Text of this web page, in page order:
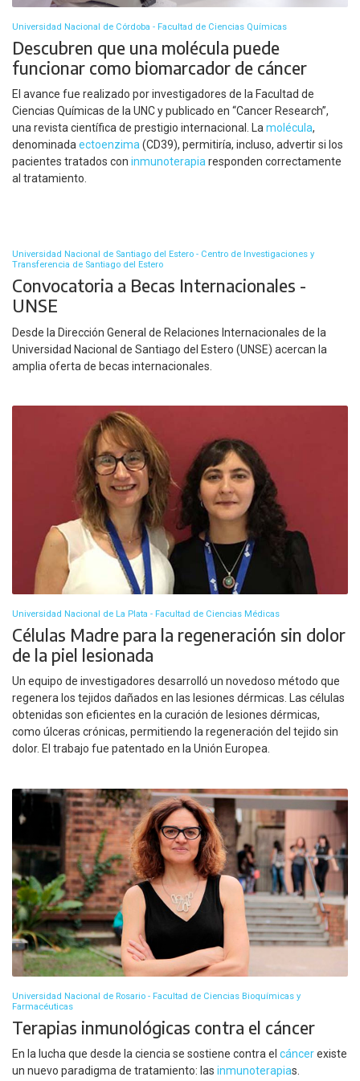
Universidad Nacional de Córdoba - Facultad de Ciencias Químicas
Descubren que una molécula puede
funcionar como biomarcador de cáncer
El avance fue realizado por investigadores de la Facultad de
Ciencias Químicas de la UNC y publicado en “Cancer Research”,
una revista científica de prestigio internacional. Lamolécula,
denominadaectoenzima(CD39), permitiría, incluso, advertir si los
pacientes tratados con inmunoterapiaresponden correctamente
al tratamiento.
Universidad Nacional de Santiago del Estero - Centro de Investigaciones y
Transferencia de Santiago del Estero
Convocatoria a Becas Internacionales -
UNSE
Desde la Dirección General de Relaciones Internacionales de la
Universidad Nacional de Santiago del Estero (UNSE) acercan la
amplia oferta de becas internacionales.
Universidad Nacional de La Plata - Facultad de Ciencias Médicas
Células Madre para la regeneración sin dolor
de la piel lesionada
Un equipo de investigadores desarrolló un novedoso método que
regenera los tejidos dañados en las lesiones dérmicas. Las células
obtenidas son eficientes en la curación de lesiones dérmicas,
como úlceras crónicas, permitiendo la regeneración del tejido sin
dolor. El trabajo fue patentado en la Unión Europea.
Universidad Nacional de Rosario - Facultad de Ciencias Bioquímicas y
Farmacéuticas
Terapias inmunológicas contra el cáncer
En la lucha que desde la ciencia se sostiene contra el cáncerexiste
un nuevo paradigma de tratamiento: las inmunoterapias.